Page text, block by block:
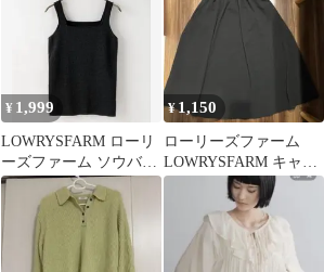
¥ 1,999
LOWRYSFARM ローリ
ーズファーム ソウバリ
スクエアタンクトップ
¥1,150
ローリーズファーム
LOWRYSFARM キャミ
ワンピ ワンピース